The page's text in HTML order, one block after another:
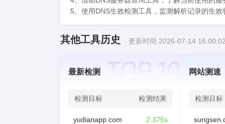
5、使用DNS生效检测工具，监测解析记录的生
其他工具历史 更新时间 2026-07-14
最新检测
检测目标 检测结果
yudianapp.com 2.375s
网站测速
检测目标